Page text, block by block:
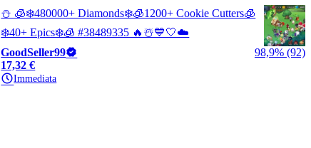
⛄ 🧊❄️480000+ Diamonds❄️🧊1200+ Cookie Cutters🧊
❄️40+ Epics❄️🧊 #38489335 🔥☃️💙🤍☁️
GoodSeller99
98,9% (92)
17,32 €
Immediata